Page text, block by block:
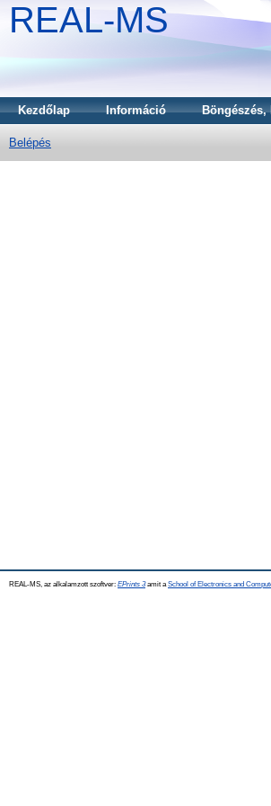
REAL-MS
Kezdőlap Információ Böngészés,
Belépés
REAL-MS, az alkalamzott szoftver: EPrints 3amit a School of Electronics and